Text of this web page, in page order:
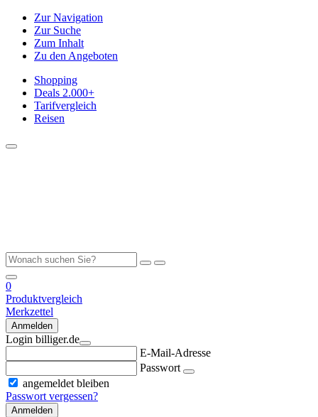
Zur Navigation
Zur Suche
Zum Inhalt
Zu den Angeboten
Shopping
Deals 2.000+
Tarifvergleich
Reisen
0
Produktvergleich
Merkzettel
Anmelden
Login billiger.de
E-Mail-Adresse
Passwort
angemeldet bleiben
Passwort vergessen?
Anmelden